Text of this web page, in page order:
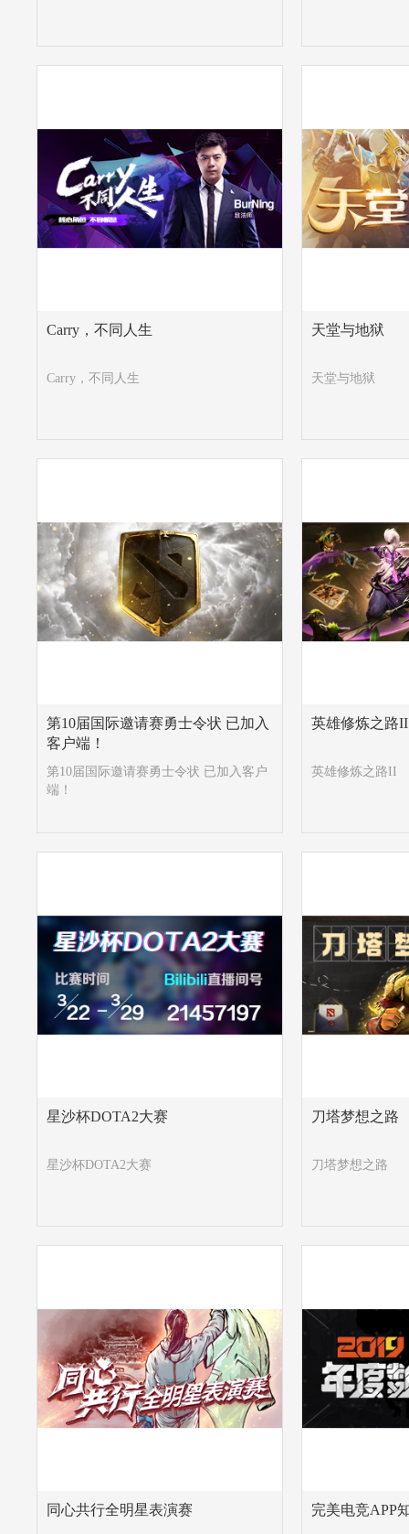
Carry，不同人生​
Carry，不同人生
天堂与地狱
天堂与地狱
第10届国际邀请赛勇士令状 已加入
客户端！
第10届国际邀请赛勇士令状 已加入客户
端！
英雄修炼之路II
英雄修炼之路II
星沙杯DOTA2大赛
星沙杯DOTA2大赛
刀塔梦想之路
刀塔梦想之路
同心共行全明星表演赛 完美电竞APP